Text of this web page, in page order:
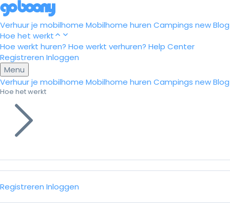
Verhuur je mobilhome Mobilhome huren Campings newBlog
Hoe het werkt
Hoe werkt huren? Hoe werkt verhuren? Help Center
Registreren Inloggen
Menu
Verhuur je mobilhome Mobilhome huren Campings newBlog
Hoe het werkt
Registreren Inloggen